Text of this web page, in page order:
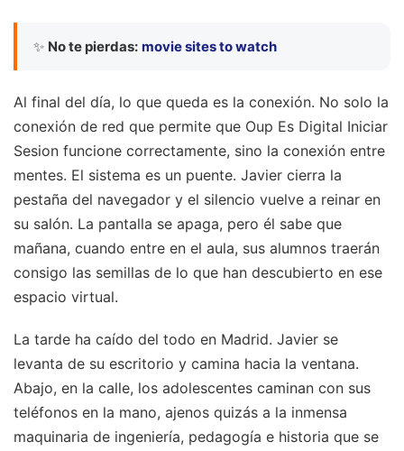
✨ No te pierdas: movie sites to watch
Al final del día, lo que queda es la conexión. No solo la
conexión de red que permite que Oup Es Digital Iniciar
Sesion funcione correctamente, sino la conexión entre
mentes. El sistema es un puente. Javier cierra la
pestaña del navegador y el silencio vuelve a reinar en
su salón. La pantalla se apaga, pero él sabe que
mañana, cuando entre en el aula, sus alumnos traerán
consigo las semillas de lo que han descubierto en ese
espacio virtual.
La tarde ha caído del todo en Madrid. Javier se
levanta de su escritorio y camina hacia la ventana.
Abajo, en la calle, los adolescentes caminan con sus
teléfonos en la mano, ajenos quizás a la inmensa
maquinaria de ingeniería, pedagogía e historia que se